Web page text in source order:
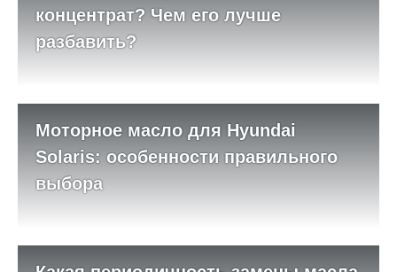
концентрат? Чем его лучше
разбавить?
Моторное масло для Hyundai
Solaris: особенности правильного
выбора